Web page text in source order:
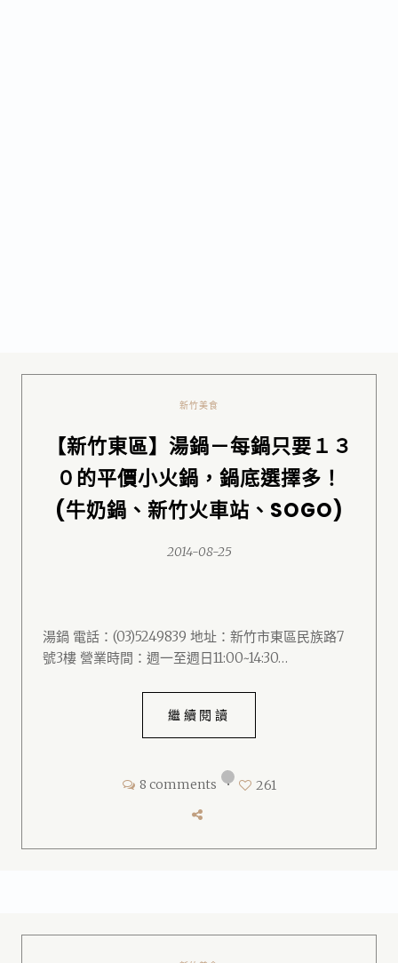
新竹美食
【新竹東區】湯鍋－每鍋只要１３
０的平價小火鍋，鍋底選擇多！
(牛奶鍋、新竹火車站、SOGO)
2014-08-25
湯鍋 電話：(03)5249839 地址：新竹市東區民族路7
號3樓 營業時間：週一至週日11:00~14:30…
繼續閱讀
8 comments • 261